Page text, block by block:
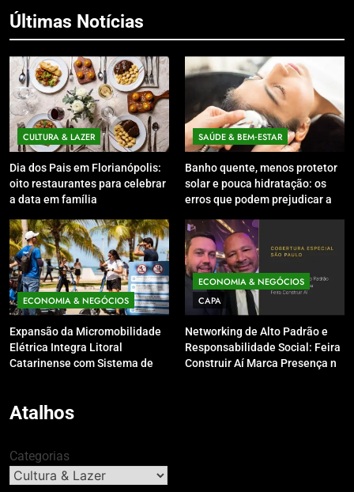
Últimas Notícias
CULTURA & LAZER
Dia dos Pais em Florianópolis:
oito restaurantes para celebrar
a data em família
SAÚDE & BEM‑ESTAR
Banho quente, menos protetor
solar e pouca hidratação: os
erros que podem prejudicar a
inverno
ECONOMIA & NEGÓCIOS
Expansão da Micromobilidade
Elétrica Integra Litoral
Catarinense com Sistema de
ECONOMIA & NEGÓCIOS
CAPA
Networking de Alto Padrão e
Responsabilidade Social: Feira
Construir Aí Marca Presença no
Atalhos
Categorias